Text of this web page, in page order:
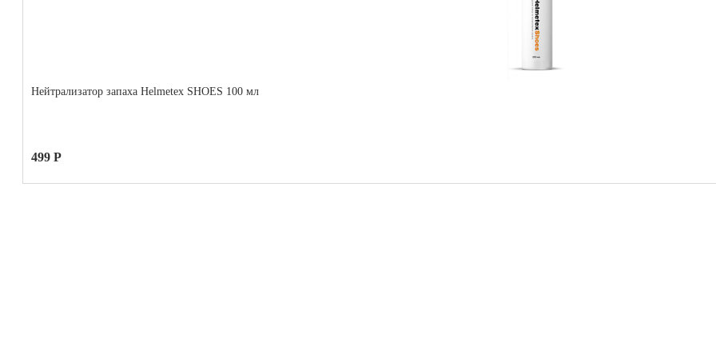
Нейтрализатор запаха Helmetex SHOES 100 мл
499 Р